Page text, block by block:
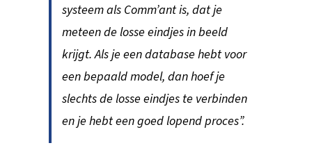
systeem als Comm’ant is, dat je
meteen de losse eindjes in beeld
krijgt. Als je een database hebt voor
een bepaald model, dan hoef je
slechts de losse eindjes te verbinden
en je hebt een goed lopend proces”.